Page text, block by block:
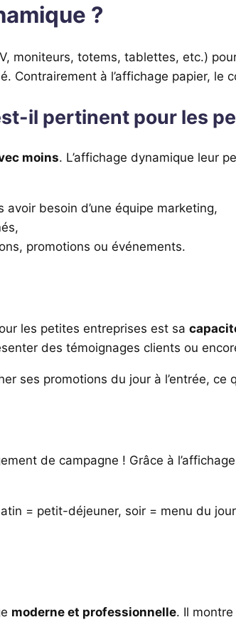
?
moniteurs, totems, tablettes, etc.)
Contrairement à l’affichage papier, le
il pertinent pour les
moins. L’affichage dynamique leur
avoir besoin d’une équipe marketing,
promotions ou événements.
les petites entreprises est sa
des témoignages clients ou
ses promotions du jour à l’entrée, ce
de campagne ! Grâce à
= petit-déjeuner, soir = menu du
moderne et professionnelle. Il montre